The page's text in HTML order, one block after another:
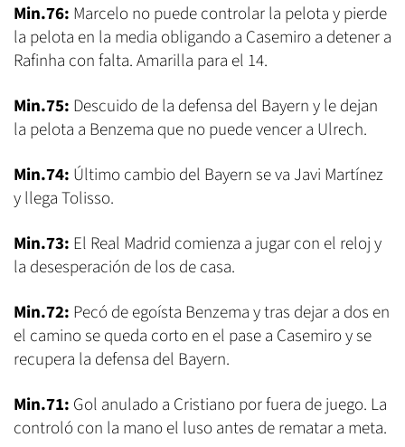
Min.76: Marcelo no puede controlar la pelota y pierde
la pelota en la media obligando a Casemiro a detener a
Rafinha con falta. Amarilla para el 14.
Min.75: Descuido de la defensa del Bayern y le dejan
la pelota a Benzema que no puede vencer a Ulrech.
Min.74: Último cambio del Bayern se va Javi Martínez
y llega Tolisso.
Min.73: El Real Madrid comienza a jugar con el reloj y
la desesperación de los de casa.
Min.72: Pecó de egoísta Benzema y tras dejar a dos en
el camino se queda corto en el pase a Casemiro y se
recupera la defensa del Bayern.
Min.71: Gol anulado a Cristiano por fuera de juego. La
controló con la mano el luso antes de rematar a meta.